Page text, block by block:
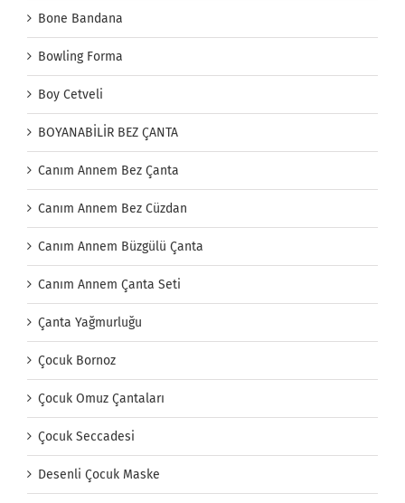
Bone Bandana
Bowling Forma
Boy Cetveli
BOYANABİLİR BEZ ÇANTA
Canım Annem Bez Çanta
Canım Annem Bez Cüzdan
Canım Annem Büzgülü Çanta
Canım Annem Çanta Seti
Çanta Yağmurluğu
Çocuk Bornoz
Çocuk Omuz Çantaları
Çocuk Seccadesi
Desenli Çocuk Maske